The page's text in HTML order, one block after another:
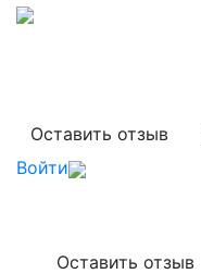
Оставить отзыв
Войти
Оставить отзыв